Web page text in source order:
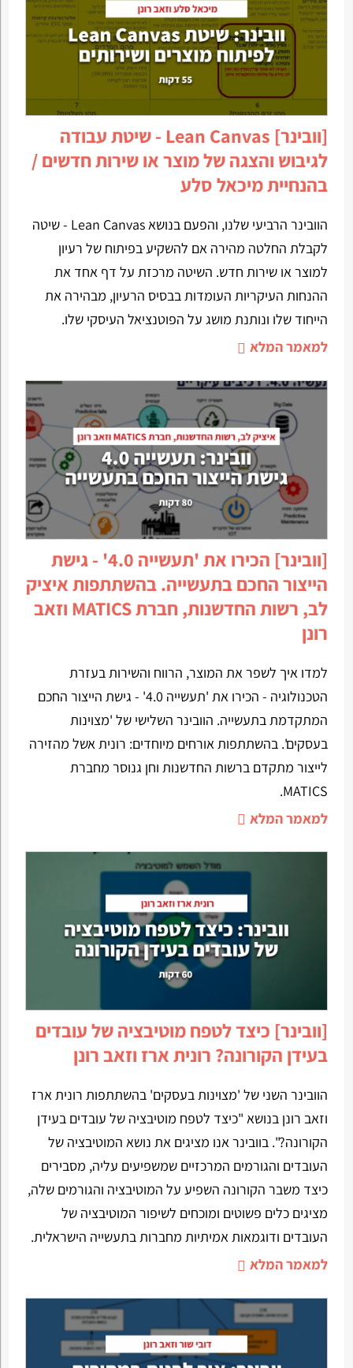
[וובינר] Lean Canvas - שיטת עבודה
לגיבוש והצגה של מוצר או שירות חדשים /
בהנחיית מיכאל סלע
הוובינר הרביעי שלנו, והפעם בנושא Lean Canvas - שיטה
לקבלת החלטה מהירה אם להשקיע בפיתוח של רעיון
למוצר או שירות חדש. השיטה מרכזת על דף אחד את
ההנחות העיקריות העומדות בבסיס הרעיון, מבהירה את
הייחוד שלו ונותנת מושג על הפוטנציאל העיסקי שלו.
למאמר המלא
[וובינר] הכירו את 'תעשייה 4.0' - גישת
הייצור החכם בתעשייה. בהשתתפות איציק
לב, רשות החדשנות, חברת MATICS וזאב
רונן
למדו איך לשפר את המוצר, הרווח והשירות בעזרת
הטכנולוגיה - הכירו את 'תעשייה 4.0' - גישת הייצור החכם
המתקדמת בתעשייה. הוובינר השלישי של 'מצוינות
בעסקים'. בהשתתפות אורחים מיוחדים: רונית אשל מהזירה
לייצור מתקדם ברשות החדשנות וחן גנוסר מחברת
MATICS.
למאמר המלא
[וובינר] כיצד לטפח מוטיבציה של עובדים
בעידן הקורונה? רונית ארז וזאב רונן
הוובינר השני של 'מצוינות בעסקים' בהשתתפות רונית ארז
וזאב רונן בנושא "כיצד לטפח מוטיבציה של עובדים בעידן
הקורונה?". בוובינר אנו מציגים את נושא המוטיבציה של
העובדים והגורמים המרכזיים שמשפיעים עליה, מסבירים
כיצד משבר הקורונה השפיע על המוטיבציה והגורמים שלה,
מציגים כלים פשוטים ומוכחים לשיפור המוטיבציה של
העובדים ודוגמאות אמיתיות מחברות בתעשייה הישראלית.
למאמר המלא